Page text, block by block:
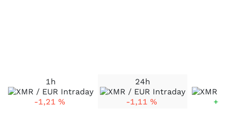
1h
-1,21 %
24h
-1,11 %